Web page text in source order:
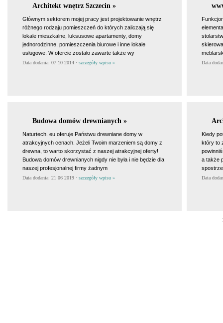
Architekt wnętrz Szczecin »
Głównym sektorem mojej pracy jest projektowanie wnętrz
różnego rodzaju pomieszczeń do których zaliczają się
lokale mieszkalne, luksusowe apartamenty, domy
jednorodzinne, pomieszczenia biurowe i inne lokale
usługowe. W ofercie zostało zawarte także wy
Data dodania: 07 10 2014 · szczegóły wpisu » Data
Budowa domów drewnianych »
Naturtech. eu oferuje Państwu drewniane domy w
atrakcyjnych cenach. Jeżeli Twoim marzeniem są domy z
drewna, to warto skorzystać z naszej atrakcyjnej oferty!
Budowa domów drewnianych nigdy nie była i nie będzie dla
naszej profesjonalnej firmy żadnym
Data dodania: 21 06 2019 · szczegóły wpisu »
Kiedy
który to
a także
Data